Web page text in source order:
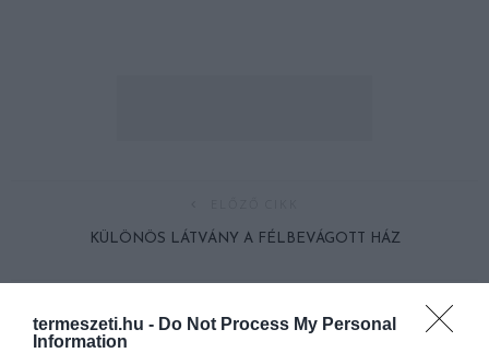
termeszeti.hu - Do Not Process My Personal
Information
KÜLÖNÖS LÁTVÁNY A FÉLBEVÁGOTT HÁZ
ÍRORSZÁG LEGIDŐSEBB KUTYÁJA EGY 26 ÉVES BORDER